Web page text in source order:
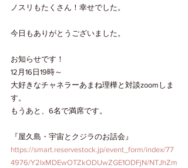
ノスリもたくさん！幸せでした。
今日もありがとうございました。
お知らせです！
12月16日19時～
大好きなチャネラーあまね理樺と対談zoomしま
す。
もうあと、6名で満席です。
『屋久島・宇宙とクジラのお話会』
https://smart.reservestock.jp/event_form/index/77
4976/Y2IxMDEwOTZkODUwZGE1ODFjN/NTJhZm